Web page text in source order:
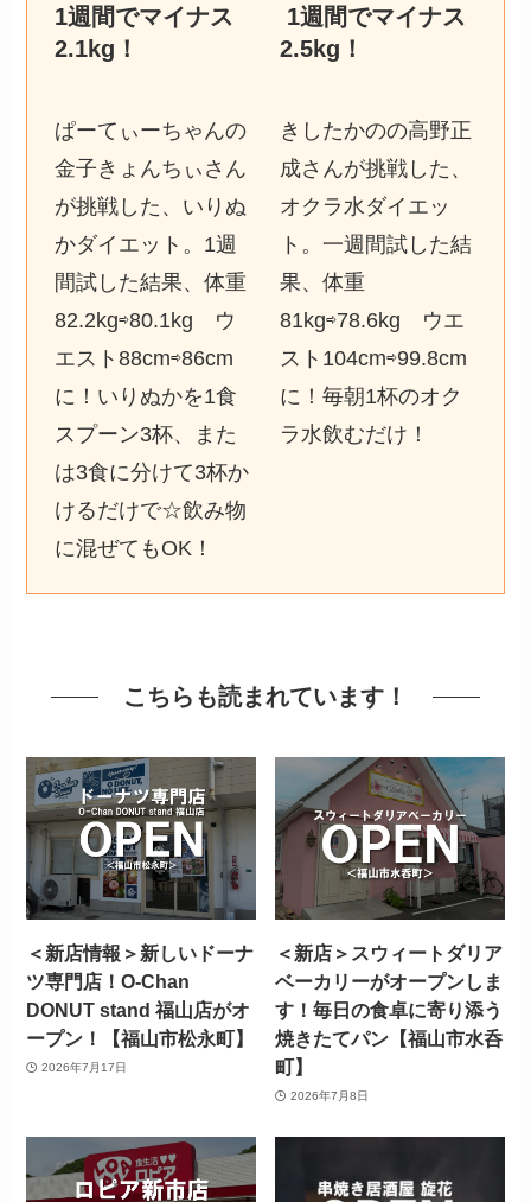
1週間でマイナス
2.1kg ！
ぱーてぃーちゃんの
金子きょんちぃさん
が挑戦した、いりぬ
かダイエット。1週
間試した結果、体重
82.2kg⇨80.1kg ウ
エスト88cm⇨86cm
に！いりぬかを1食
スプーン3杯、また
は3食に分けて3杯か
けるだけで☆飲み物
に混ぜてもOK！
1週間でマイナス
2.5kg ！
きしたかのの高野正
成さんが挑戦した、
オクラ水ダイエッ
ト。一週間試した結
果、体重
81kg⇨78.6kg ウエ
スト104cm⇨99.8cm
に！毎朝1杯のオク
ラ水飲むだけ！
こちらも読まれています！
＜新店情報＞新しいドーナ
ツ専門店！O-Chan
DONUT stand 福山店がオ
ープン！【福山市松永町】
2026年7月17日
＜新店＞スウィートダリア
ベーカリーがオープンしま
す！毎日の食卓に寄り添う
焼きたてパン【福山市水呑
町】
2026年7月8日